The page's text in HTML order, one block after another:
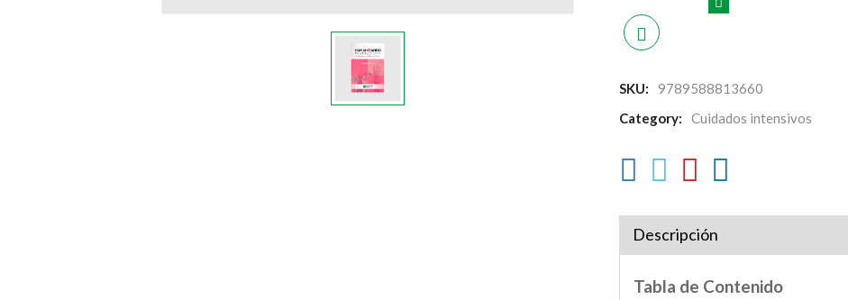
SKU:
9789588813660
Category:
Cuidados intensivos
Descripción
Tabla de Contenido